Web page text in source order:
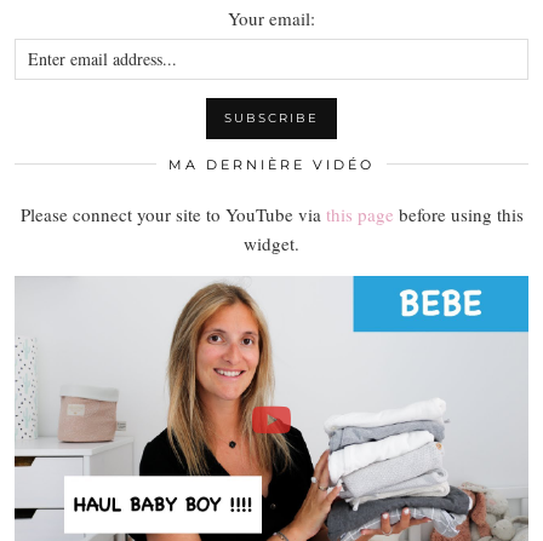
Your email:
MA DERNIÈRE VIDÉO
Please connect your site to YouTube via this page before using this
widget.